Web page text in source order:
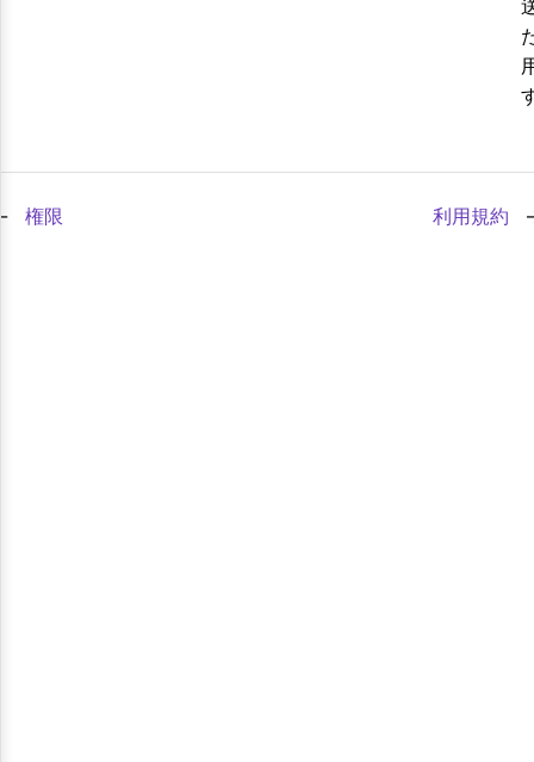
権限 利用規約